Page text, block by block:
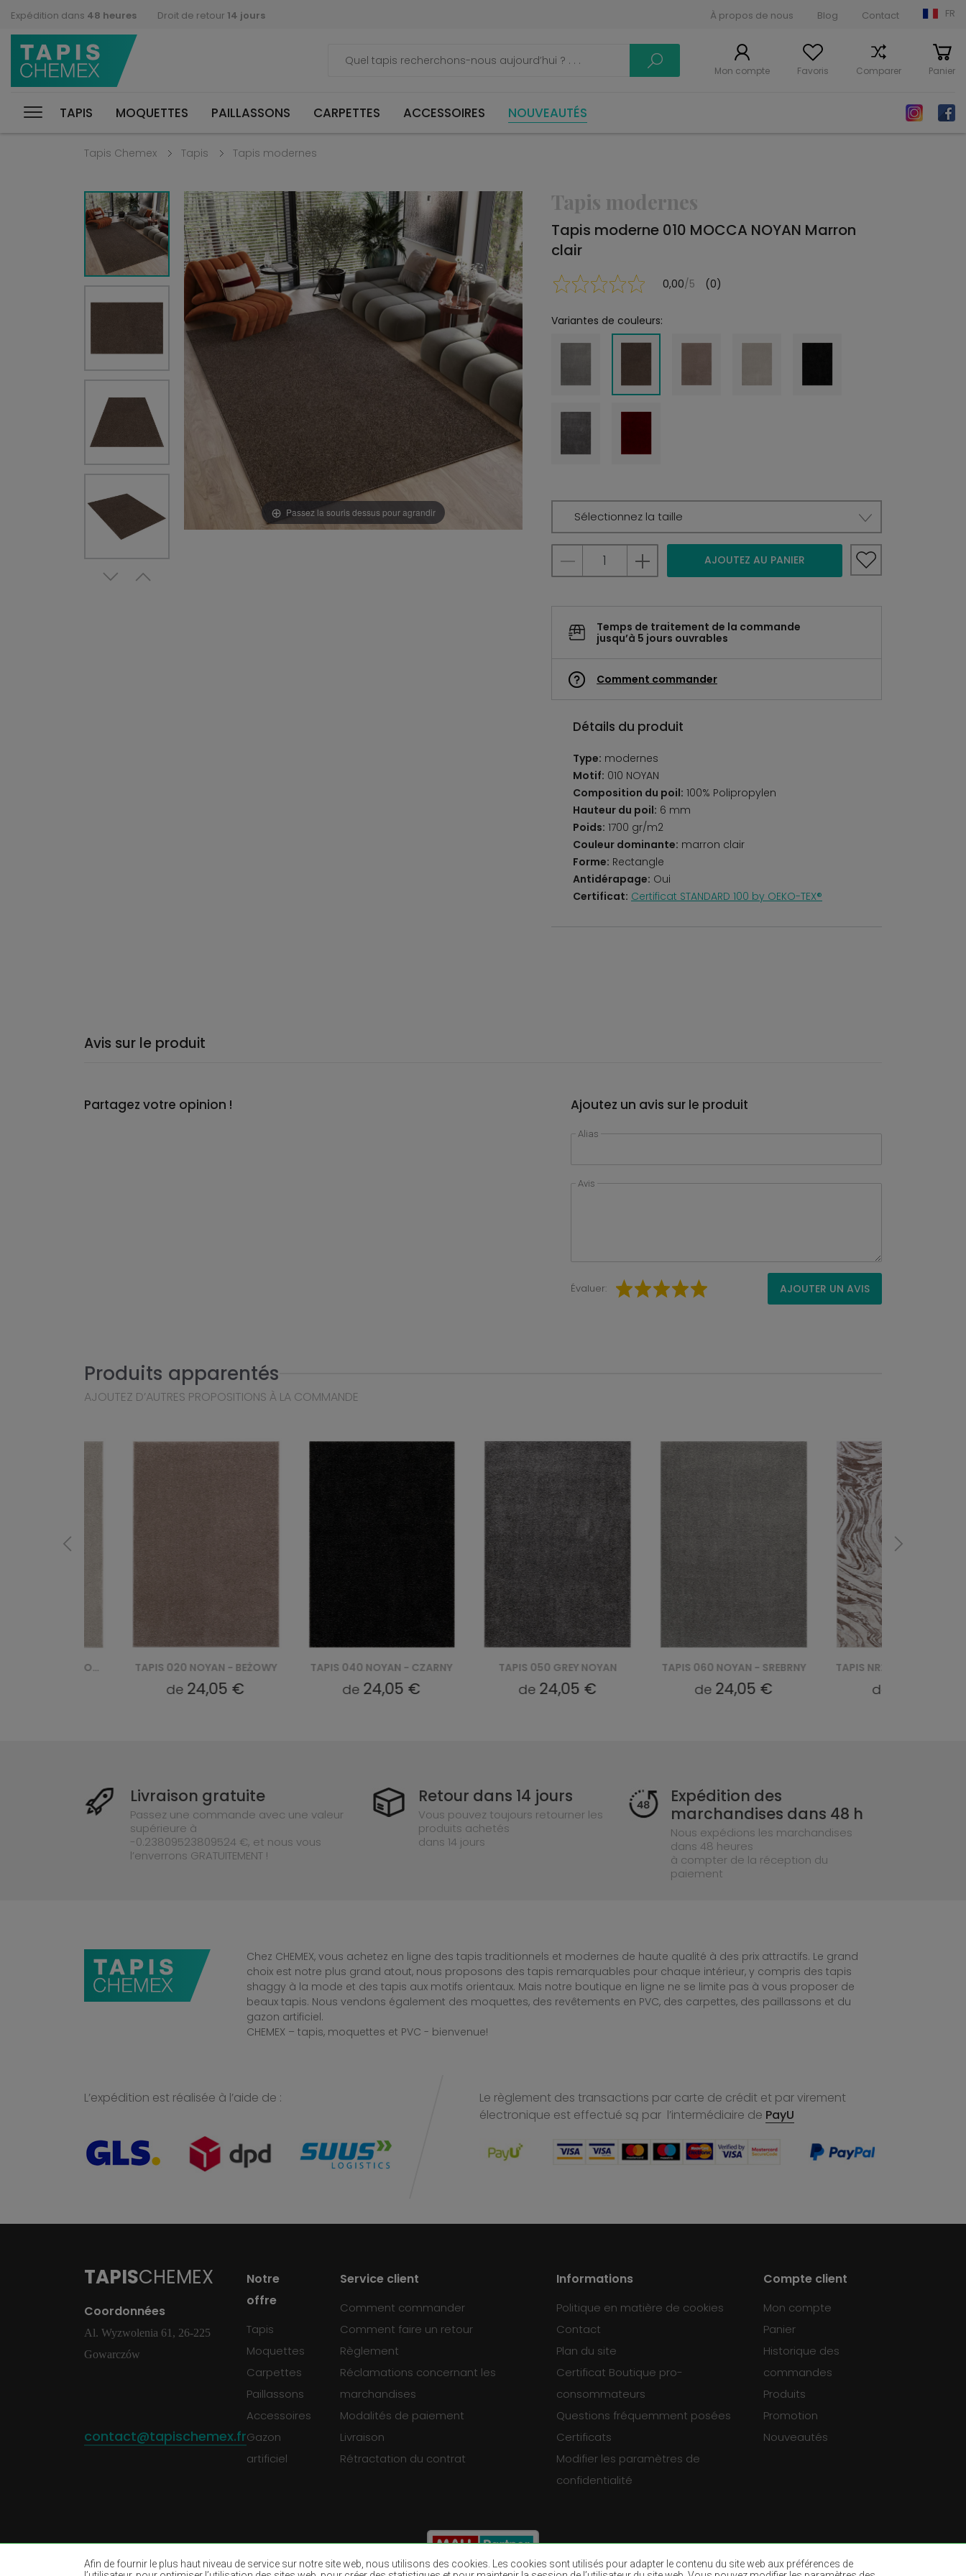
Afin de fournir le plus haut niveau de service sur notre site web, nous utilisons des cookies. Les cookies sont utilisés pour adapter le contenu du site web aux préférences de
Expédition dans 48 heures Droit de retour 14 jours À propos de nous Blog Contact FR
Mon compte Favoris Comparer Panier
TAPIS MOQUETTES PAILLASSONS CARPETTES ACCESSOIRES NOUVEAUTÉS
Tapis Chemex Tapis Tapis modernes
Passez la souris dessus pour agrandir
Tapis modernes
Tapis moderne 010 MOCCA NOYAN Marron
clair
0,00/5 (0)
Variantes de couleurs:
Sélectionnez la taille
AJOUTEZ AU PANIER
Temps de traitement de la commande
jusqu’à 5 jours ouvrables
Comment commander
Détails du produit
Type: modernes
Motif: 010 NOYAN
Composition du poil: 100% Polipropylen
Hauteur du poil: 6 mm
Poids: 1700 gr/m2
Couleur dominante: marron clair
Forme: Rectangle
Antidérapage: Oui
Certificat: Certificat STANDARD 100 by OEKO-TEX®
Avis sur le produit
Partagez votre opinion ! Ajoutez un avis sur le produit
Alias
Avis
Évaluer: AJOUTER UN AVIS
Produits apparentés
AJOUTEZ D’AUTRES PROPOSITIONS À LA COMMANDE
TAPIS 020 NOYAN - BEŻOWY
24,05 €
TAPIS 040 NOYAN - CZARNY
24,05 €
TAPIS 050 GREY NOYAN
24,05 €
TAPIS 060 NOYAN - SREBRNY
24,05 € 36,19 €
Livraison gratuite
Passez une commande avec une valeur
supérieure à
-0.23809523809524 €, et nous vous
l’enverrons GRATUITEMENT !
Retour dans 14 jours
Vous pouvez toujours retourner les
produits achetés
dans 14 jours
Expédition des
marchandises dans 48 h
Nous expédions les marchandises
dans 48 heures
à compter de la réception du
paiement
Chez CHEMEX, vous achetez en ligne des tapis traditionnels et modernes de haute qualité à des prix attractifs. Le grand
choix est notre plus grand atout, nous proposons des tapis remarquables pour chaque intérieur, y compris des tapis
shaggy à la mode et des tapis aux motifs orientaux. Mais notre boutique en ligne ne se limite pas à vous proposer de
beaux tapis. Nous vendons également des moquettes, des revêtements en PVC, des carpettes, des paillassons et du
gazon artificiel.
CHEMEX – tapis, moquettes et PVC - bienvenue!
L’expédition est réalisée à l’aide de :
Le règlement des transactions par carte de crédit et par virement
électronique est effectué są par l’intermédiaire de PayU
TAPISCHEMEX
Coordonnées
Al. Wyzwolenia 61, 26-225
Gowarczów
contact@tapischemex.fr
Notre
offre
Tapis
Moquettes
Carpettes
Paillassons
Accessoires
Gazon
artificiel
Service client
Comment commander
Comment faire un retour
Règlement
Réclamations concernant les
marchandises
Modalités de paiement
Livraison
Rétractation du contrat
Informations
Politique en matière de cookies
Contact
Plan du site
Certificat Boutique pro-
consommateurs
Questions fréquemment posées
Certificats
Modifier les paramètres de
confidentialité
Compte client
Mon compte
Panier
Historique des
commandes
Produits
Promotion
Nouveautés